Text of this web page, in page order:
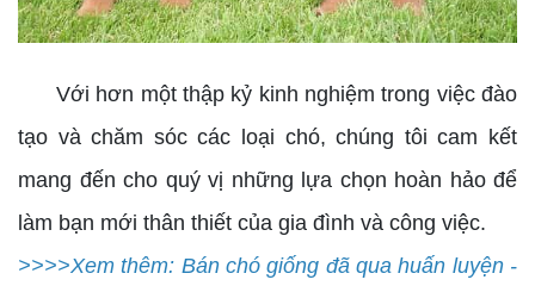
Với hơn một thập kỷ kinh nghiệm trong việc đào
tạo và chăm sóc các loại chó, chúng tôi cam kết
mang đến cho quý vị những lựa chọn hoàn hảo để
làm bạn mới thân thiết của gia đình và công việc.
>>>>Xem thêm: Bán chó giống đã qua huấn luyện -